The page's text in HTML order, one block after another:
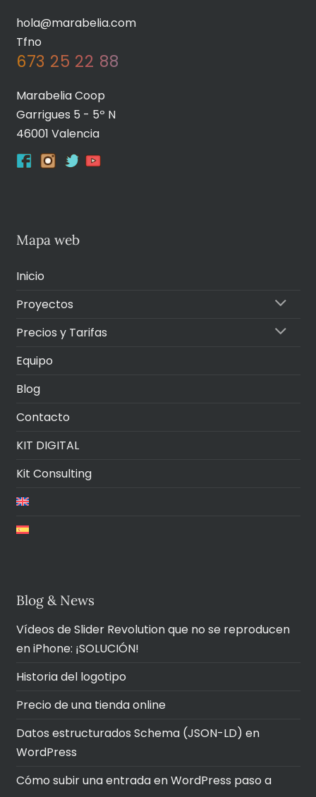
hola@marabelia.com
Tfno
673 25 22 88
Marabelia Coop
Garrigues 5 - 5º N
46001 Valencia
Mapa web
Inicio
Proyectos
Precios y Tarifas
Equipo
Blog
Contacto
KIT DIGITAL
Kit Consulting
Blog & News
Vídeos de Slider Revolution que no se reproducen
en iPhone: ¡SOLUCIÓN!
Historia del logotipo
Precio de una tienda online
Datos estructurados Schema (JSON-LD) en
WordPress
Cómo subir una entrada en WordPress paso a